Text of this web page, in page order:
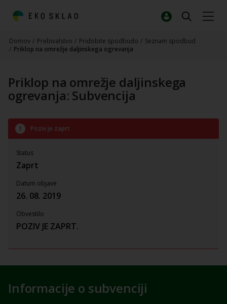
Domov / Prebivalstvo / Pridobite spodbudo / Seznam spodbud
/ Priklop na omrežje daljinskega ogrevanja
Priklop na omrežje daljinskega
ogrevanja: Subvencija
Informacije o subvenciji
Poziv je zaprt
Status
Zaprt
Datum objave
26. 08. 2019
Obvestilo
POZIV JE ZAPRT.